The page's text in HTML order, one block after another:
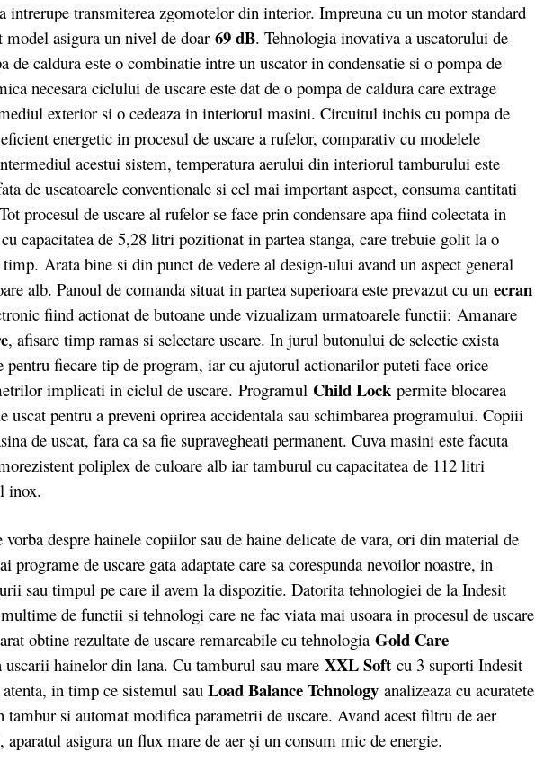
intrerupe transmiterea zgomotelor din interior. Impreuna cu un motor standard
model asigura un nivel de doar 69 dB. Tehnologia inovativa a uscatorului de
de caldura este o combinatie intre un uscator in condensatie si o pompa de
necesara ciclului de uscare este dat de o pompa de caldura care extrage
exterior si o cedeaza in interiorul masini. Circuitul inchis cu pompa de
energetic in procesul de uscare a rufelor, comparativ cu modelele
acestui sistem, temperatura aerului din interiorul tamburului este
de uscatoarele conventionale si cel mai important aspect, consuma cantitati
procesul de uscare al rufelor se face prin condensare apa fiind colectata in
capacitatea de 5,28 litri pozitionat in partea stanga, care trebuie golit la o
Arata bine si din punct de vedere al design-ului avand un aspect general
alb. Panoul de comanda situat in partea superioara este prevazut cu un ecran
fiind actionat de butoane unde vizualizam urmatoarele functii: Amanare
, afisare timp ramas si selectare uscare. In jurul butonului de selectie exista
pentru fiecare tip de program, iar cu ajutorul actionarilor puteti face orice
implicati in ciclul de uscare. Programul Child Lock permite blocarea
uscat pentru a preveni oprirea accidentala sau schimbarea programului. Copiii
de uscat, fara ca sa fie supravegheati permanent. Cuva masini este facuta
poliplex de culoare alb iar tamburul cu capacitatea de 112 litri
inox.
despre hainele copiilor sau de haine delicate de vara, ori din material de
programe de uscare gata adaptate care sa corespunda nevoilor noastre, in
sau timpul pe care il avem la dispozitie. Datorita tehnologiei de la Indesit
de functii si tehnologi care ne fac viata mai usoara in procesul de uscare
obtine rezultate de uscare remarcabile cu tehnologia Gold Care
hainelor din lana. Cu tamburul sau mare XXL Soft cu 3 suporti Indesit
in timp ce sistemul sau Load Balance Tchnology analizeaza cu acuratete
tambur si automat modifica parametrii de uscare. Avand acest filtru de aer
aparatul asigura un flux mare de aer şi un consum mic de energie.